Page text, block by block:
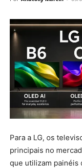
Para a LG, os
principais no
que utilizam painéis